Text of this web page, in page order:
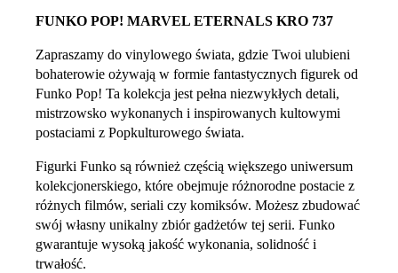
FUNKO POP! MARVEL ETERNALS KRO 737
Zapraszamy do vinylowego świata, gdzie Twoi ulubieni
bohaterowie ożywają w formie fantastycznych figurek od
Funko Pop! Ta kolekcja jest pełna niezwykłych detali,
mistrzowsko wykonanych i inspirowanych kultowymi
postaciami z Popkulturowego świata.
Figurki Funko są również częścią większego uniwersum
kolekcjonerskiego, które obejmuje różnorodne postacie z
różnych filmów, seriali czy komiksów. Możesz zbudować
swój własny unikalny zbiór gadżetów tej serii. Funko
gwarantuje wysoką jakość wykonania, solidność i
trwałość.